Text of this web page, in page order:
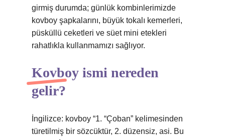
girmiş durumda; günlük kombinlerimizde
kovboy şapkalarını, büyük tokalı kemerleri,
püsküllü ceketleri ve süet mini etekleri
rahatlıkla kullanmamızı sağlıyor.
Kovboy ismi nereden
gelir?
İngilizce: kovboy “1. “Çoban” kelimesinden
türetilmiş bir sözcüktür, 2. düzensiz, asi. Bu